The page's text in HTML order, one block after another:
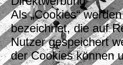
Als „Cookies“
bezeichnet, die auf
Nutzer gespeichert
der Cookies können